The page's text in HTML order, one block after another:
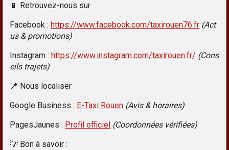
📱 Retrouvez-nous sur
Facebook : https://www.facebook.com/taxirouen76.fr (Act
us & promotions)
Instagram : https://www.instagram.com/taxirouen.fr/ (Cons
eils trajets)
📍 Nous localiser
Google Business : E-Taxi Rouen (Avis & horaires)
PagesJaunes : Profil officiel (Coordonnées vérifiées)
💡 Bon à savoir :